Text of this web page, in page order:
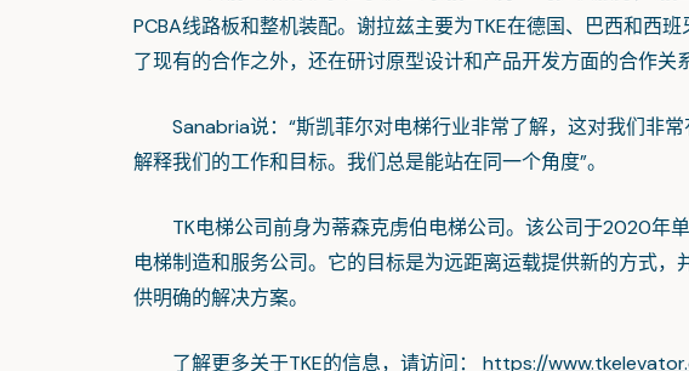
PCBA线路板和整机装配。谢拉兹主要为TKE在德国、巴西和西
了现有的合作之外，还在研讨原型设计和产品开发方面的合作关系
Sanabria说：“斯凯菲尔对电梯行业非常了解，这对我们非常
解释我们的工作和目标。我们总是能站在同一个角度”。
TK电梯公司前身为蒂森克虏伯电梯公司。该公司于2020年
电梯制造和服务公司。它的目标是为远距离运载提供新的方式，
供明确的解决方案。
了解更多关于TKE的信息，请访问： https://